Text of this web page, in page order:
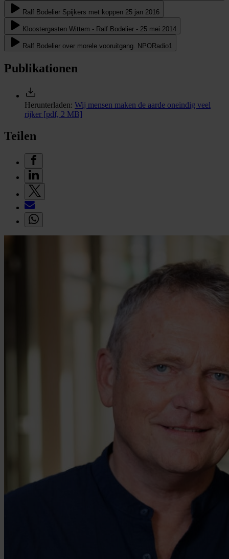
Ralf Bodelier Spijkers met koppen 25 jan 2016
Kloostergasten Wittem - Ralf Bodelier - 25 mei 2014
Ralf Bodelier over morele vooruitgang. NPORadio1
Publikationen
Herunterladen: Wij mensen maken de aarde oneindig veel
rijker [pdf, 2 MB]
Teilen